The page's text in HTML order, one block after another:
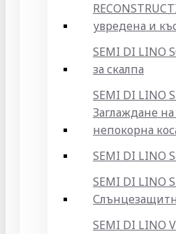
увредена и
SEMI DI LINO
за скалпа
SEMI DI LINO
Заглаждане
непокорна
SEMI DI LINO
SEMI DI LINO
SEMI DI LINO